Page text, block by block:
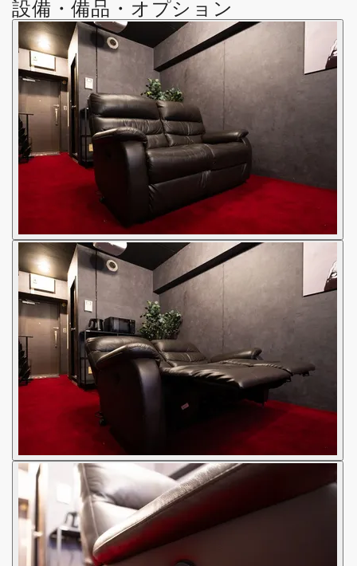
設備・備品・オプション